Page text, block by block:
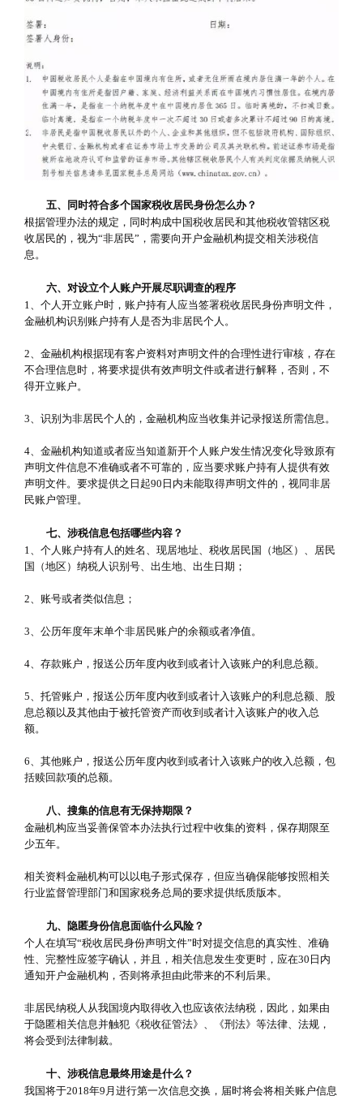
五、同时符合多个国家税收居民身份怎么办？
根据管理办法的规定，同时构成中国税收居民和其他税收管辖区税
收居民的，视为“非居民”，需要向开户金融机构提交相关涉税信
息。
六、对设立个人账户开展尽职调查的程序
1、个人开立账户时，账户持有人应当签署税收居民身份声明文件，
金融机构识别账户持有人是否为非居民个人。
2、金融机构根据现有客户资料对声明文件的合理性进行审核，存在
不合理信息时，将要求提供有效声明文件或者进行解释，否则，不
得开立账户。
3、识别为非居民个人的，金融机构应当收集并记录报送所需信息。
4、金融机构知道或者应当知道新开个人账户发生情况变化导致原有
声明文件信息不准确或者不可靠的，应当要求账户持有人提供有效
声明文件。要求提供之日起90日内未能取得声明文件的，视同非居
民账户管理。
七、涉税信息包括哪些内容？
1、个人账户持有人的姓名、现居地址、税收居民国（地区）、居民
国（地区）纳税人识别号、出生地、出生日期；
2、账号或者类似信息；
3、公历年度年末单个非居民账户的余额或者净值。
4、存款账户，报送公历年度内收到或者计入该账户的利息总额。
5、托管账户，报送公历年度内收到或者计入该账户的利息总额、股
息总额以及其他由于被托管资产而收到或者计入该账户的收入总
额。
6、其他账户，报送公历年度内收到或者计入该账户的收入总额，包
括赎回款项的总额。
八、搜集的信息有无保持期限？
金融机构应当妥善保管本办法执行过程中收集的资料，保存期限至
少五年。
相关资料金融机构可以以电子形式保存，但应当确保能够按照相关
行业监督管理部门和国家税务总局的要求提供纸质版本。
九、隐匿身份信息面临什么风险？
个人在填写“税收居民身份声明文件”时对提交信息的真实性、准确
性、完整性应签字确认，并且，相关信息发生变更时，应在30日内
通知开户金融机构，否则将承担由此带来的不利后果。
非居民纳税人从我国境内取得收入也应该依法纳税，因此，如果由
于隐匿相关信息并触犯《税收征管法》、《刑法》等法律、法规，
将会受到法律制裁。
十、涉税信息最终用途是什么？
我国将于2018年9月进行第一次信息交换，届时将会将相关账户信息